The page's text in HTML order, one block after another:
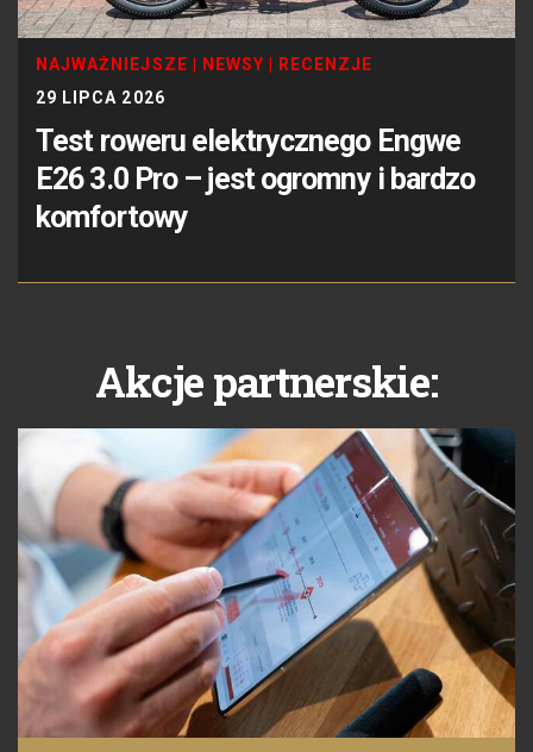
NAJWAŻNIEJSZE NEWSY
RECENZJE
29 LIPCA 2026
Test roweru elektrycznego Engwe
E26 3.0 Pro – jest ogromny i bardzo
komfortowy
Akcje partnerskie: